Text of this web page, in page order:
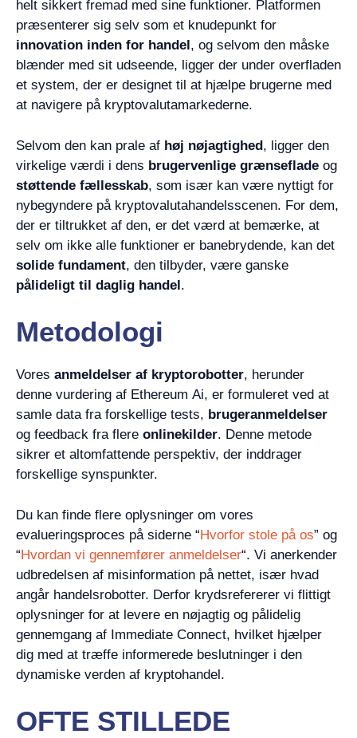
helt sikkert fremad med sine funktioner. Platformen
præsenterer sig selv som et knudepunkt for
innovation inden for handel , og selvom den måske
blænder med sit udseende, ligger der under overfladen
et system, der er designet til at hjælpe brugerne med
at navigere på kryptovalutamarkederne.
Selvom den kan prale af høj nøjagtighed, ligger den
virkelige værdi i dens brugervenlige grænseflade og
støttende fællesskab, som især kan være nyttigt for
nybegyndere på kryptovalutahandelsscenen. For dem,
der er tiltrukket af den, er det værd at bemærke, at
selv om ikke alle funktioner er banebrydende, kan det
solide fundament, den tilbyder, være ganske
pålideligt til daglig handel.
Metodologi
Vores anmeldelser af kryptorobotter, herunder
denne vurdering af Ethereum Ai, er formuleret ved at
samle data fra forskellige tests, brugeranmeldelser
og feedback fra flere onlinekilder. Denne metode
sikrer et altomfattende perspektiv, der inddrager
forskellige synspunkter.
Du kan finde flere oplysninger om vores
evalueringsproces på siderne “Hvorfor stole på os” og
“Hvordan vi gennemfører anmeldelser“. Vi anerkender
udbredelsen af misinformation på nettet, især hvad
angår handelsrobotter. Derfor krydsrefererer vi flittigt
oplysninger for at levere en nøjagtig og pålidelig
gennemgang af Immediate Connect, hvilket hjælper
dig med at træffe informerede beslutninger i den
dynamiske verden af kryptohandel.
OFTE STILLEDE